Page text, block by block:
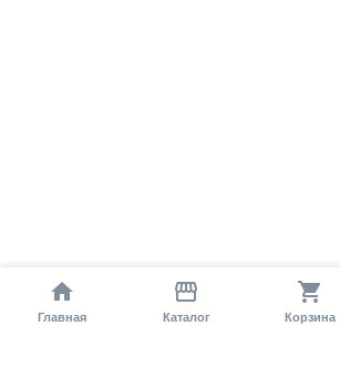
Главная Каталог Корзина